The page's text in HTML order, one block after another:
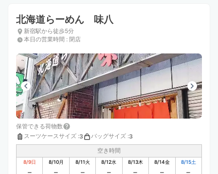
北海道らーめん 味八
新宿駅から徒歩5分
本日の営業時間 : 閉店
保管できる荷物数
スーツケースサイズ :3 バッグサイズ :3
空き時間
8/9日 8/10月 8/11火 8/12水 8/13木 8/14金 8/15土